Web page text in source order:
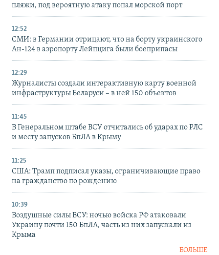
пляжи, под вероятную атаку попал морской порт
12:52
СМИ: в Германии отрицают, что на борту украинского
Ан-124 в аэропорту Лейпцига были боеприпасы
12:29
Журналисты создали интерактивную карту военной
инфраструктуры Беларуси – в ней 150 объектов
11:45
В Генеральном штабе ВСУ отчитались об ударах по РЛС
и месту запусков БпЛА в Крыму
11:25
США: Трамп подписал указы, ограничивающие право
на гражданство по рождению
10:39
Воздушные силы ВСУ: ночью войска РФ атаковали
Украину почти 150 БпЛА, часть из них запускали из
Крыма
БОЛЬШЕ